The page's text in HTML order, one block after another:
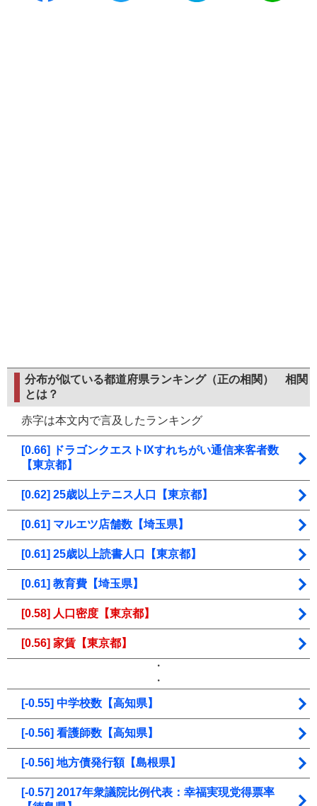
分布が似ている都道府県ランキング（正の相関） 相関
とは？
赤字は本文内で言及したランキング
[0.66] ドラゴンクエストIXすれちがい通信来客者数
【東京都】
[0.62] 25歳以上テニス人口【東京都】
[0.61] マルエツ店舗数【埼玉県】
[0.61] 25歳以上読書人口【東京都】
[0.61] 教育費【埼玉県】
[0.58] 人口密度【東京都】
[0.56] 家賃【東京都】
・
・
[-0.55] 中学校数【高知県】
[-0.56] 看護師数【高知県】
[-0.56] 地方債発行額【島根県】
[-0.57] 2017年衆議院比例代表：幸福実現党得票率